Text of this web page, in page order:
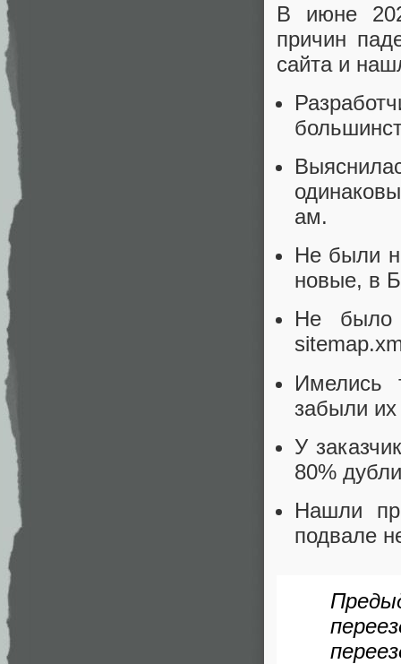
В июне
причин
сайта и
ам.
Не были
новые, в
Не было
Имелись
забыли
У
80%
Нашли
подвале